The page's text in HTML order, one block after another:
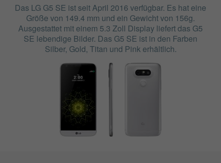
Das LG G5 SE ist seit April 2016 verfügbar. Es hat eine
Größe von 149.4 mm und ein Gewicht von 156g.
Ausgestattet mit einem 5.3 Zoll Display liefert das G5
SE lebendige Bilder. Das G5 SE ist in den Farben
Silber, Gold, Titan und Pink erhältlich.